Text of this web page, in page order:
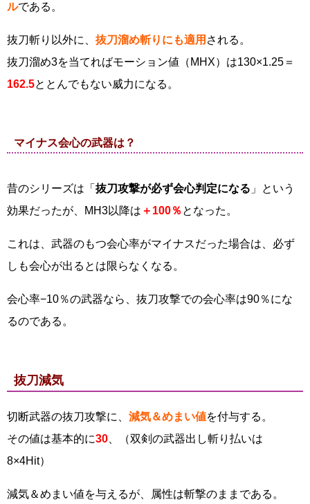
ルである。
抜刀斬り以外に、 抜刀溜め斬りにも適用 される。
抜刀溜め3を当てればモーション値（MHX）は130×1.25＝
162.5ととんでもない威力になる。
マイナス会心の武器は？
昔のシリーズは「 抜刀攻撃が必ず会心判定になる 」という
効果だったが、MH3以降は ＋100％ となった。
これは、武器のもつ会心率がマイナスだった場合は、必ず
しも会心が出るとは限らなくなる。
会心率−10％の武器なら、抜刀攻撃での会心率は90％にな
るのである。
抜刀減気
切断武器の抜刀攻撃に、 減気＆めまい値を付与する。
その値は基本的に30 、（双剣の武器出し斬り払いは
8×4Hit）
減気＆めまい値を与えるが、属性は斬撃のままである。